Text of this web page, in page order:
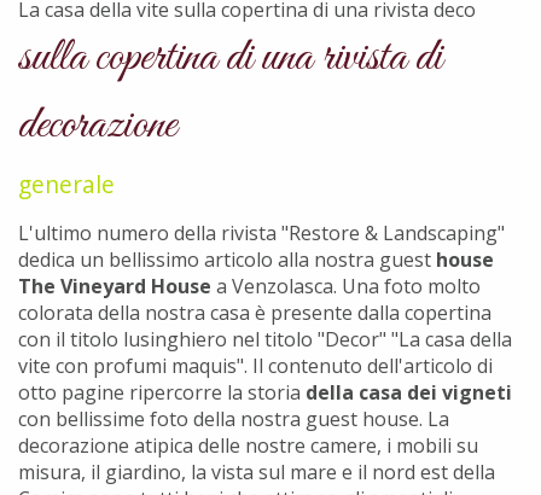
La casa della vite sulla copertina di una rivista deco
sulla copertina di una rivista di
decorazione
generale
L'ultimo numero della rivista "Restore & Landscaping"
dedica un bellissimo articolo alla nostra guest house
The Vineyard House a Venzolasca. Una foto molto
colorata della nostra casa è presente dalla copertina
con il titolo lusinghiero nel titolo "Decor" "La casa della
vite con profumi maquis". Il contenuto dell'articolo di
otto pagine ripercorre la storia della casa dei vigneti
con bellissime foto della nostra guest house. La
decorazione atipica delle nostre camere, i mobili su
misura, il giardino, la vista sul mare e il nord est della